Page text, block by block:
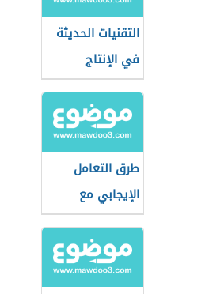
التقنيات الحديثة
في الإنتاج
الحيواني
طرق التعامل
الإيجابي مع
وسائل الاتصال
الحديثة